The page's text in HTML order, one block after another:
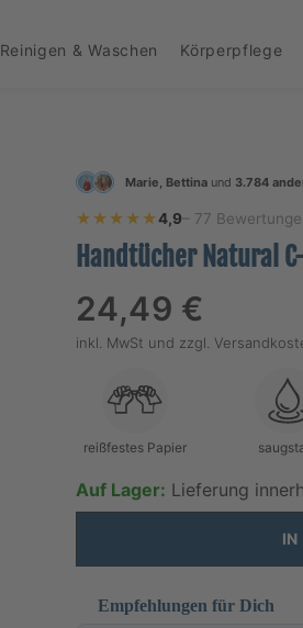
Reinigen & Waschen Körperpflege
Marie, Bettinaund 3.784
★★★★★
★★★★★4,9 – 77
Handtücher Natural
Regulärer
Preis
24,49 €
inkl. MwSt und zzgl.
reißfestes Papier
Auf Lager: Lieferung
IN
Empfehlungen für Dich